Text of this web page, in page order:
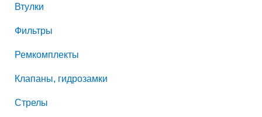
Втулки
Фильтры
Ремкомплекты
Клапаны, гидрозамки
Стрелы